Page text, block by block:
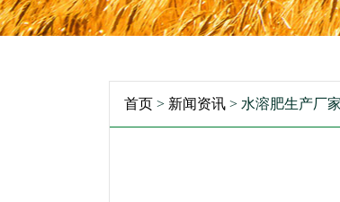
首页 > 新闻资讯 > 水溶肥生产厂